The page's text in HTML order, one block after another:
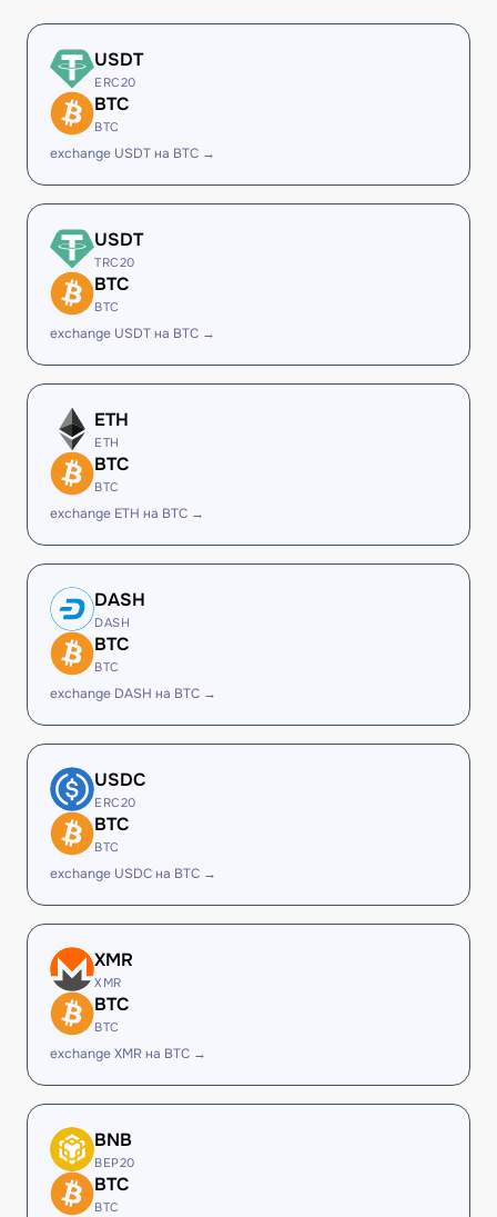
USDT
ERC20
BTC
BTC
exchange USDT на BTC →
USDT
TRC20
BTC
BTC
exchange USDT на BTC →
ETH
ETH
BTC
BTC
exchange ETH на BTC →
DASH
DASH
BTC
BTC
exchange DASH на BTC →
USDC
ERC20
BTC
BTC
exchange USDC на BTC →
XMR
XMR
BTC
BTC
exchange XMR на BTC →
BNB
BEP20
BTC
BTC